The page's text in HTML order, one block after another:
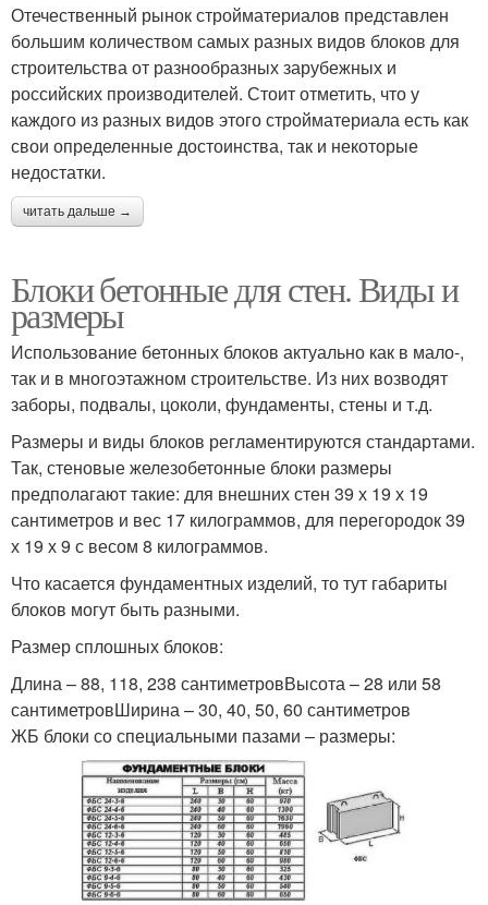
Отечественный рынок стройматериалов представлен
большим количеством самых разных видов блоков для
строительства от разнообразных зарубежных и
российских производителей. Стоит отметить, что у
каждого из разных видов этого стройматериала есть как
свои определенные достоинства, так и некоторые
недостатки.
читать дальше →
Блоки бетонные для стен. Виды и
размеры
Использование бетонных блоков актуально как в мало-,
так и в многоэтажном строительстве. Из них возводят
заборы, подвалы, цоколи, фундаменты, стены и т.д.
Размеры и виды блоков регламентируются стандартами.
Так, стеновые железобетонные блоки размеры
предполагают такие: для внешних стен 39 х 19 х 19
сантиметров и вес 17 килограммов, для перегородок 39
х 19 х 9 с весом 8 килограммов.
Что касается фундаментных изделий, то тут габариты
блоков могут быть разными.
Размер сплошных блоков:
Длина – 88, 118, 238 сантиметровВысота – 28 или 58
сантиметровШирина – 30, 40, 50, 60 сантиметров
ЖБ блоки со специальными пазами – размеры: